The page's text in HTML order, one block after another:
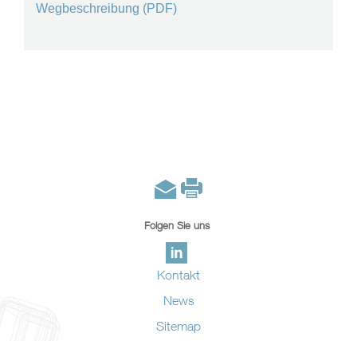
Wegbeschreibung (PDF)
Folgen Sie uns
Kontakt
News
Sitemap